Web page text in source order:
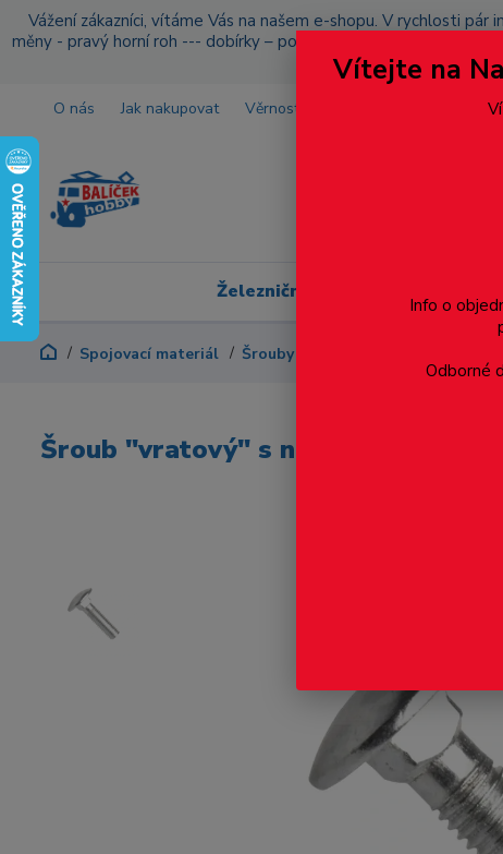
Vážení zákazníci, vítáme Vás na našem e-shopu. V rychlosti
měny - pravý horní roh --- dobírky – pokud si z nějakého důvodu
O nás Jak nakupovat Věrnostní program Doprava a
Železniční modelářství
Spojovací materiál Šrouby
Šroub "vratový" s nízkou
Vítejte na
Info o
Odborné